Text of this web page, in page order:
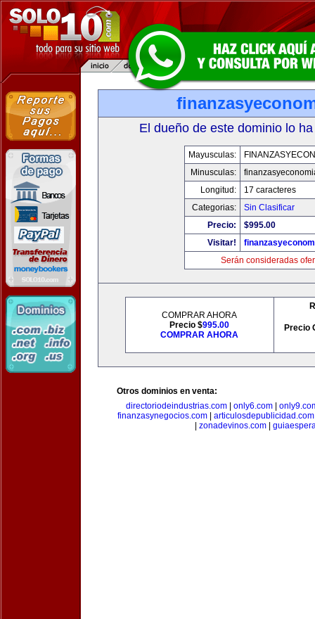
El dueño de este dominio lo
Mayusculas:
Minusculas:
Longitud:
17 caracteres
Categorias:
Sin Clasificar
Precio:
$995.00
Visitar!
Serán consideradas
COMPRAR AHORA
Precio $995.00
COMPRAR AHORA
Precio
Otros dominios en venta:
directoriodeindustrias.com| only6.com|
finanzasynegocios.com| articulosdepublicidad.com
zonadevinos.com|